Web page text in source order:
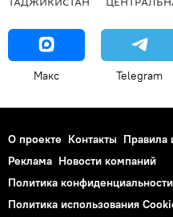
Макс Telegram
О проекте Контакты Правила
Реклама Новости компаний
Политика конфиденциальности
Политика использования